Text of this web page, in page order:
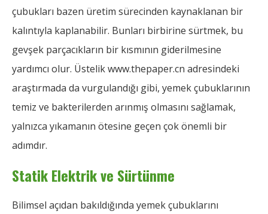
çubukları bazen üretim sürecinden kaynaklanan bir
kalıntıyla kaplanabilir. Bunları birbirine sürtmek, bu
gevşek parçacıkların bir kısmının giderilmesine
yardımcı olur. Üstelik www.thepaper.cn adresindeki
araştırmada da vurgulandığı gibi, yemek çubuklarının
temiz ve bakterilerden arınmış olmasını sağlamak,
yalnızca yıkamanın ötesine geçen çok önemli bir
adımdır.
Statik Elektrik ve Sürtünme
Bilimsel açıdan bakıldığında yemek çubuklarını